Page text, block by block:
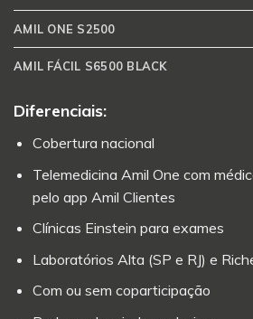
AMIL ONE S2500
AMIL FÁCIL S6500 BLACK
Diferenciais:
Cobertura nacional
Telemedicina Amil One com
pelo app Amil Clientes
Clínicas Einstein para exames
Laboratórios Alta (SP e RJ) e
Com ou sem coparticipação